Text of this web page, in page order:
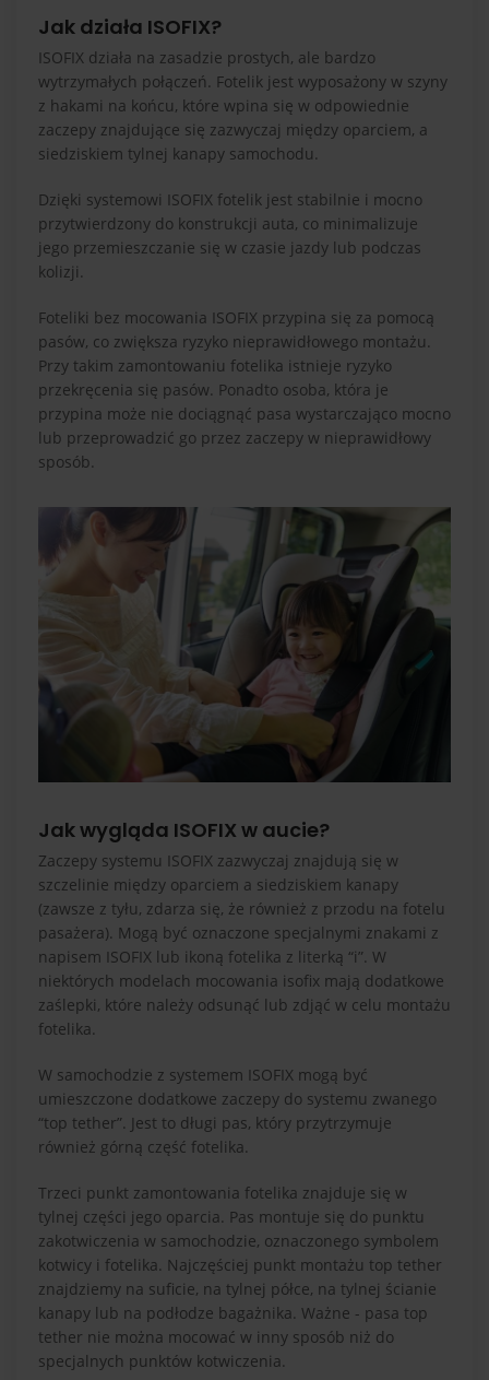
Jak działa ISOFIX?
ISOFIX działa na zasadzie prostych, ale bardzo
wytrzymałych połączeń. Fotelik jest wyposażony w szyny
z hakami na końcu, które wpina się w odpowiednie
zaczepy znajdujące się zazwyczaj między oparciem, a
siedziskiem tylnej kanapy samochodu.
Dzięki systemowi ISOFIX fotelik jest stabilnie i mocno
przytwierdzony do konstrukcji auta, co minimalizuje
jego przemieszczanie się w czasie jazdy lub podczas
kolizji.
Foteliki bez mocowania ISOFIX przypina się za pomocą
pasów, co zwiększa ryzyko nieprawidłowego montażu.
Przy takim zamontowaniu fotelika istnieje ryzyko
przekręcenia się pasów. Ponadto osoba, która je
przypina może nie dociągnąć pasa wystarczająco mocno
lub przeprowadzić go przez zaczepy w nieprawidłowy
sposób.
Jak wygląda ISOFIX w aucie?
Zaczepy systemu ISOFIX zazwyczaj znajdują się w
szczelinie między oparciem a siedziskiem kanapy
(zawsze z tyłu, zdarza się, że również z przodu na fotelu
pasażera). Mogą być oznaczone specjalnymi znakami z
napisem ISOFIX lub ikoną fotelika z literką “i”. W
niektórych modelach mocowania isofix mają dodatkowe
zaślepki, które należy odsunąć lub zdjąć w celu montażu
fotelika.
W samochodzie z systemem ISOFIX mogą być
umieszczone dodatkowe zaczepy do systemu zwanego
“top tether”. Jest to długi pas, który przytrzymuje
również górną część fotelika.
Trzeci punkt zamontowania fotelika znajduje się w
tylnej części jego oparcia. Pas montuje się do punktu
zakotwiczenia w samochodzie, oznaczonego symbolem
kotwicy i fotelika. Najczęściej punkt montażu top tether
znajdziemy na suficie, na tylnej półce, na tylnej ścianie
kanapy lub na podłodze bagażnika. Ważne - pasa top
tether nie można mocować w inny sposób niż do
specjalnych punktów kotwiczenia.